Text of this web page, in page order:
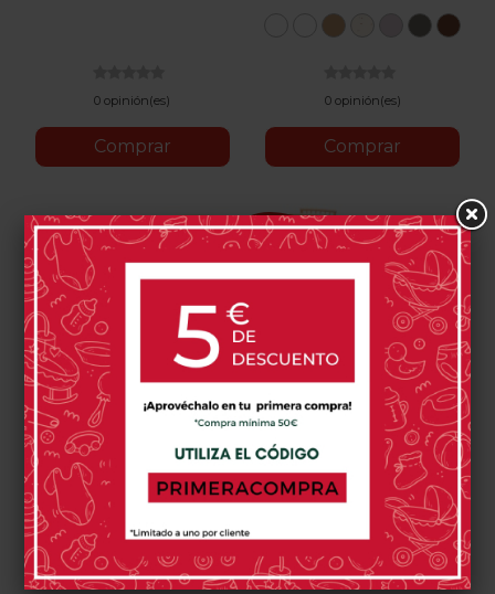
0 opinión(es)
Comprar
BlancoBlancoNatural
FlowerLavanda
Gris
0 opinión(es)
Comprar
STOKKE
Pack Ahorro Minicuna
Stokke Sleepi V3 + Kit De
Extensión + Colchones +
Sábana
BlancoBlanco
Natural
Flower
Ecru
Gris
Bruma
Lavanda
Marrón
Cálido
-171,00 €